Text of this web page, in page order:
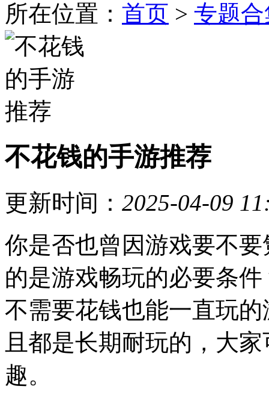
所在位置： 首页 > 专题
不花钱的手游推荐
更新时间： 2025-04-09
你是否也曾因游戏要不
的是游戏畅玩的必要条
不需要花钱也能一直玩
且都是长期耐玩的，大
趣。